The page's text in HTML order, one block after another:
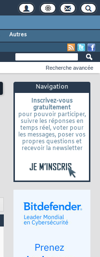
Autres
Navigation
Inscrivez-vous
gratuitement
pour pouvoir participer,
suivre les réponses en
temps réel, voter pour
les messages, poser vos
propres questions et
recevoir la newsletter
Recherche avancée